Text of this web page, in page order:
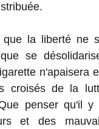
que la liberté ne
se
n'apaisera
croisés de la
penser qu'il y
et des